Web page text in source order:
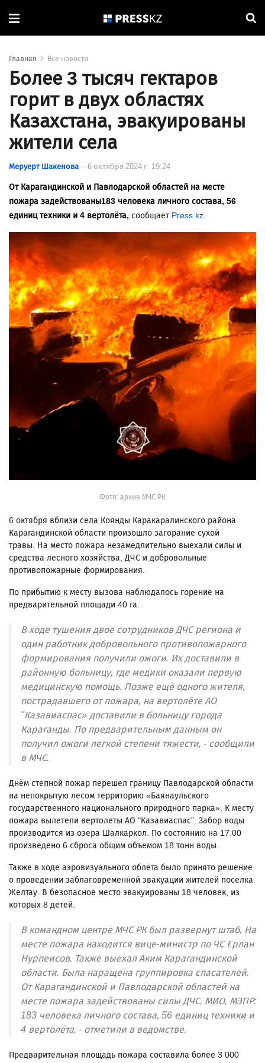
Главная Все новости
Более 3 тысяч гектаров
горит в двух областях
Казахстана, эвакуированы
жители села
Меруерт Шакенова 6 октября 2024 г. 19:24
От Карагандинской и Павлодарской областей на месте
пожара задействованы183 человека личного состава, 56
единиц техники и 4 вертолёта, сообщает Press.kz.
Фото: архив МЧС РК
6 октября вблизи села Коянды Каракаралинского района
Карагандинской области произошло загорание сухой
травы. На место пожара незамедлительно выехали силы и
средства лесного хозяйства, ДЧС и добровольные
противопожарные формирования.
По прибытию к месту вызова наблюдалось горение на
предварительной площади 40 га.
В ходе тушения двое сотрудников ДЧС региона и
один работник добровольного противопожарного
формирования получили ожоги. Их доставили в
районную больницу, где медики оказали первую
медицинскую помощь. Позже ещё одного жителя,
пострадавшего от пожара, на вертолёте АО
"Казавиаспас» доставили в больницу города
Караганды. По предварительным данным он
получил ожоги легкой степени тяжести, - сообщили
в МЧС.
Днём степной пожар перешел границу Павлодарской области
на непокрытую лесом территорию «Баянаульского
государственного национального природного парка». К месту
пожара вылетели вертолеты АО "Казавиаспас". Забор воды
производится из озера Шалкаркол. По состоянию на 17:00
произведено 6 сброса общим объемом 18 тонн воды.
Также в ходе аэровизуального облёта было принято решение
о проведении заблаговременной эвакуации жителей поселка
Желтау. В безопасное место эвакуированы 18 человек, из
которых 8 детей.
В командном центре МЧС РК был развернут штаб. На
месте пожара находится вице-министр по ЧС Ерлан
Нурпеисов. Также выехал Аким Карагандинской
области. Была наращена группировка спасателей.
От Карагандинской и Павлодарской областей на
месте пожара задействованы силы ДЧС, МИО, МЭПР:
183 человека личного состава, 56 единиц техники и
4 вертолёта, - отметили в ведомстве.
Предварительная площадь пожара составила более 3 000